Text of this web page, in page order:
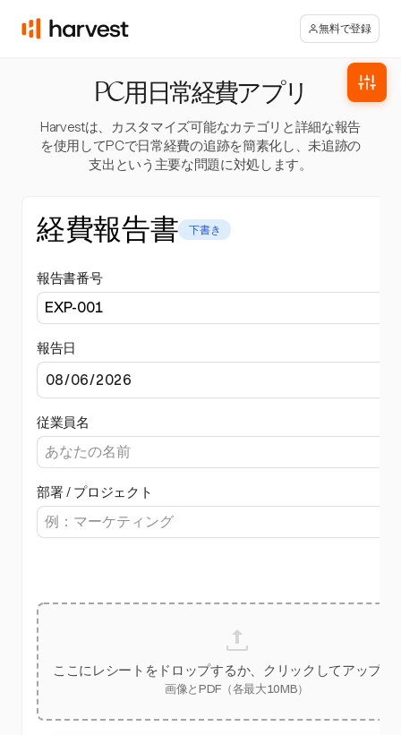
無料で登録
PC用日常経費アプリ
Harvestは、カスタマイズ可能なカテゴリと詳細な報告
を使用してPCで日常経費の追跡を簡素化し、未追跡の
支出という主要な問題に対処します。
経費報告書 下書き
報告書番号
報告日
従業員名
部署 / プロジェクト
ここにレシートをドロップするか、クリックしてアップロ
画像とPDF（各最大10MB）